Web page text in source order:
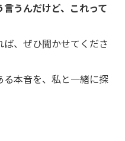
言うんだけど、これって
、ぜひ聞かせてくださ
本音を、私と一緒に探